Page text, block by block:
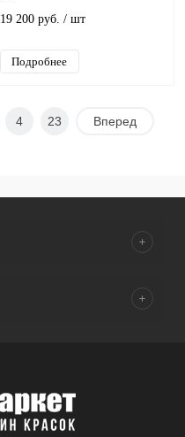
19 200 руб. / шт
Подробнее
4 23 Вперед